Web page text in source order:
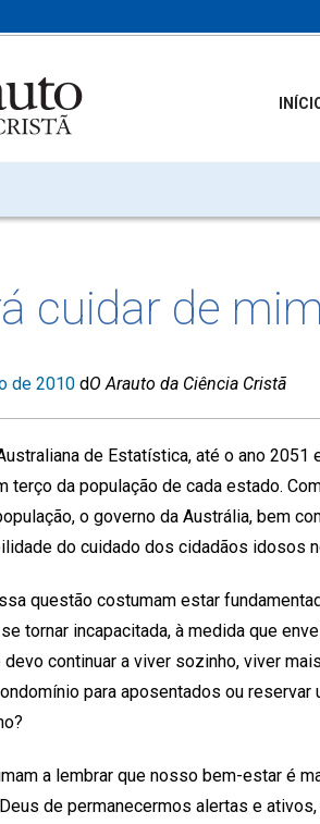
cuidar de
de 2010 dO Arauto da Ciência Cristã
de Estatística, até o ano
terço da população de cada estado.
o governo da Austrália, bem
do cuidado dos cidadãos idosos
questão costumam estar
tornar incapacitada, à medida que
devo continuar a viver sozinho, viver
para aposentados ou
a lembrar que nosso bem-estar é
de permanecermos alertas e